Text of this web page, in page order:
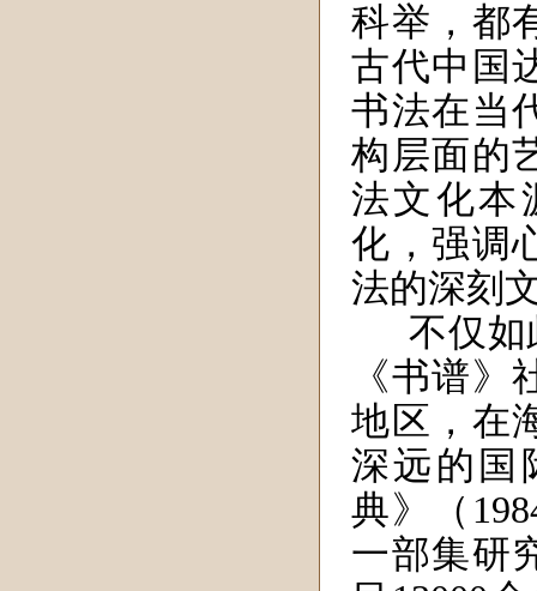
科举，都
古代中国
书法在当
构层面的
法文化本
化，强调
法的深刻
不仅如
《书谱
地区，在
深远的国
典》（
一部集研